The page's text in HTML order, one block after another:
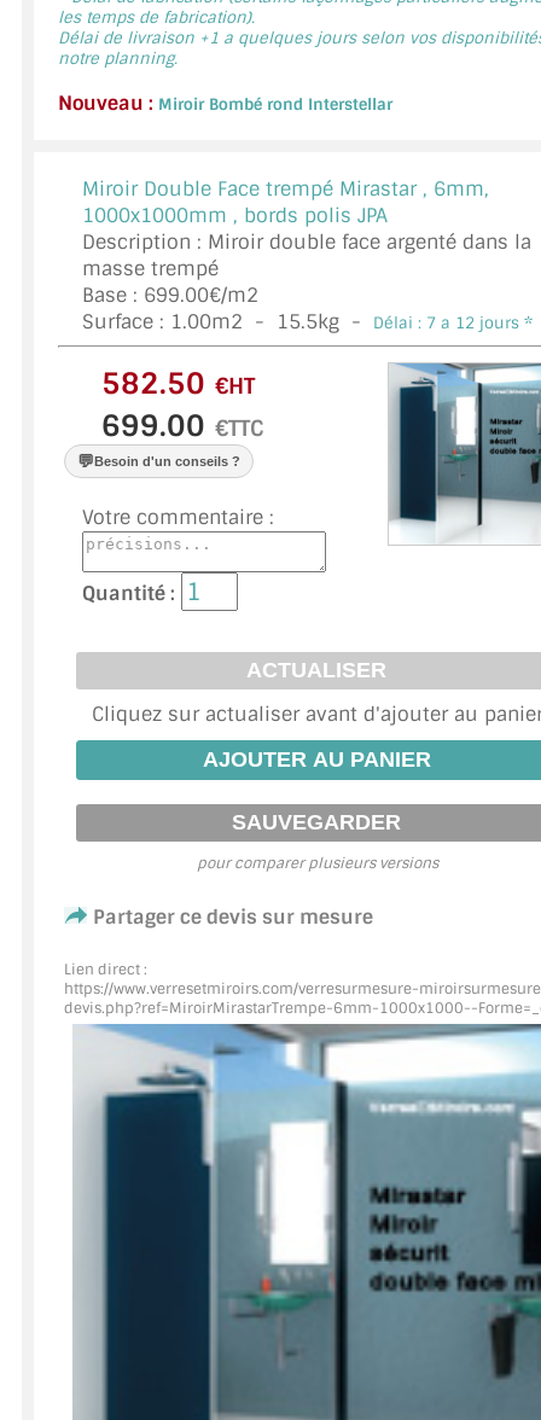
MIROIR ENCADRÉ
VERRE EXTRACLAIR
VERRE TREMPÉ (SÉCURIT)
PAROI DE DOUCHE
VERRE FEUILLETÉ
VERRE ANTI-REFLET
VERRE LAQUÉ/CRÉDENCE
VERRE FEUILLETÉ/TREMPÉ
DALLE DE SOL EN VERRE
PORTE EN VERRE
GARDE CORPS EN VERRE
VERRIÈRE TYPE ATELIER
VERRES TEXTURÉS
DOUBLE VITRAGE
ACCESSOIRES & QUINCAILLERIE
CATALOGUE DE PROFILS ET FIXATION DU VERRE
LES FIXATIONS POUR MIROIR
LES PROFILS PAROI DE VERRE
VITRINE EN VERRE
CONNECTEURS ET ASSEMBLAGE DE VERRES
LES CHARNIÈRES DE PORTE EN VERRE
BARRES DE STABILISATION
les temps de fabrication).
Délai de livraison +1 a quelques jours selon vos
notre planning.
Nouveau : Miroir Bombé rond Interstellar
Miroir Double Face trempé Mirastar , 6mm,
1000x1000mm , bords polis JPA
Description : Miroir double face argenté dans la
masse trempé
Base : 699.00€/m2
Surface : 1.00m2 - 15.5kg - Délai : 7 a 12 jours *
€HT
€TTC
💬Besoin d'un conseils ?
Votre commentaire :
Quantité :
Cliquez sur actualiser avant d'ajouter au
pour comparer plusieurs versions
Partager ce devis sur mesure
Lien direct :
https://www.verresetmiroirs.com/verresurmesure-
devis.php?ref=MiroirMirastarTrempe-6mm-1000x1000--